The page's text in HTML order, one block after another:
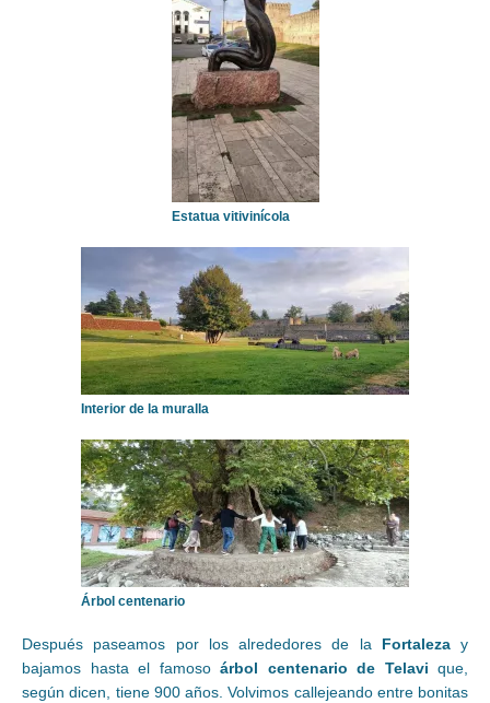
Estatua vitivinícola
Interior de la muralla
Árbol centenario
Después paseamos por los alrededores de la Fortalezay
bajamos hasta el famoso árbol centenario de Telavi que,
según dicen, tiene 900 años. Volvimos callejeando entre bonitas